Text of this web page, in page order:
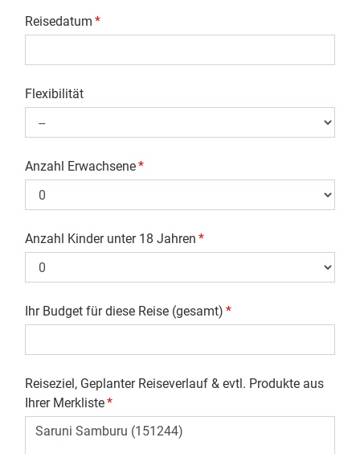
Reisedatum *
Flexibilität
Anzahl Erwachsene*
Anzahl Kinder unter 18 Jahren *
Ihr Budget für diese Reise (gesamt) *
Reiseziel, Geplanter Reiseverlauf & evtl. Produkte aus
Ihrer Merkliste*